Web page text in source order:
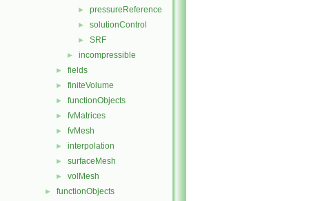
► pressureReference
► solutionControl
► SRF
► incompressible
► fields
► finiteVolume
► functionObjects
► fvMatrices
► fvMesh
► interpolation
► surfaceMesh
► volMesh
► functionObjects